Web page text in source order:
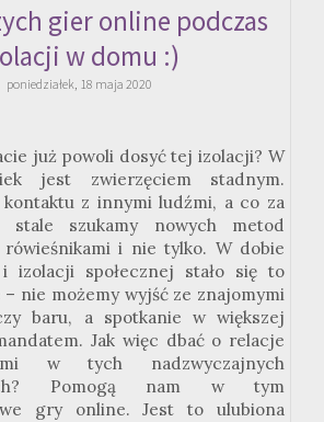
gier online podczas
w domu :)
poniedziałek, 18 maja 2020
już powoli dosyć tej izolacji? W
jest zwierzęciem stadnym.
kontaktu z innymi ludźmi, a co za
szukamy nowych metod
i nie tylko. W dobie
izolacji społecznej stało się to
nie możemy wyjść ze znajomymi
baru, a spotkanie w większej
Jak więc dbać o relacje
w tych nadzwyczajnych
Pomogą nam w tym
gry online. Jest to ulubiona